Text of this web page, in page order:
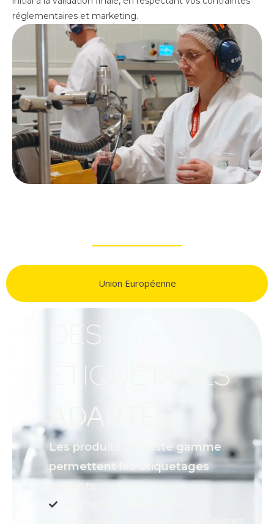
réglementaires et marketing.
Union Européenne
DES
ÉTIQUETAGES
ADAPTÉS
Les produits de cette gamme
permettent les étiquetages
suivants :